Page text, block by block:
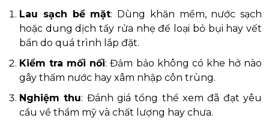
Lau sạch bề mặt: Dùng khăn mềm, nước sạch
hoặc dung dịch tẩy rửa nhẹ để loại bỏ bụi hay vết
bẩn do quá trình lắp đặt.
Kiểm tra mối nối: Đảm bảo không có khe hở nào
gây thấm nước hay xâm nhập côn trùng.
Nghiệm thu: Đánh giá tổng thể xem đã đạt yêu
cầu về thẩm mỹ và chất lượng hay chưa.